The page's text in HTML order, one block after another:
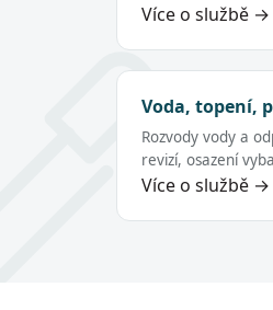
Více o službě →
Voda, topení,
Rozvody vody a
revizí, osazení
Více o službě →